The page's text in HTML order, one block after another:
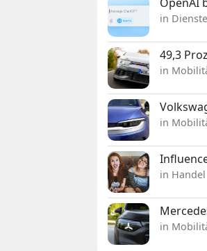
in Dienste
49,3
in
in
in Handel
in